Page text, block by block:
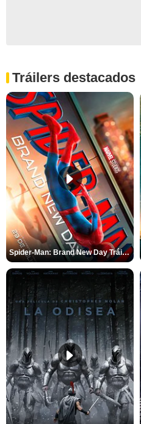
Tráilers destacados
Spider-Man: Brand New Day Tráiler (3)